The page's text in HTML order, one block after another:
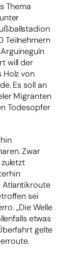
Thema
Teilnehmern
will der
Holz von
Es soll an
Migranten
Todesopfer
Zwar
Atlantikroute
sei
„Die Welle
etwas
gelte